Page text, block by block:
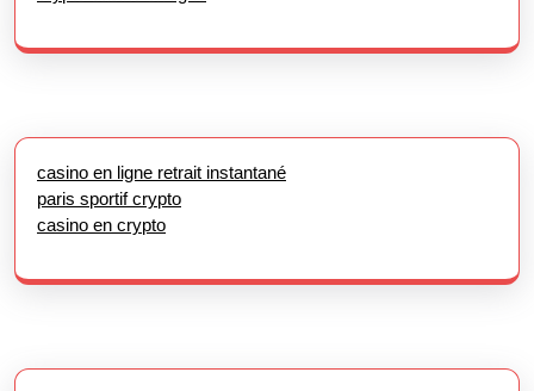
casino en ligne retrait instantané
paris sportif crypto
casino en crypto